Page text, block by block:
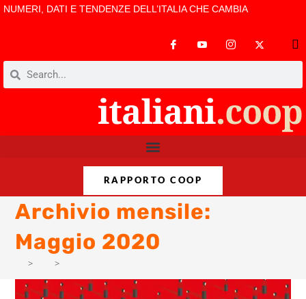
NUMERI, DATI E TENDENZE DELL’ITALIA CHE CAMBIA
RAPPORTO COOP
Archivio mensile:
Maggio 2020
> >